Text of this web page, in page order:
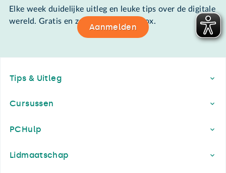
Elke week duidelijke uitleg en leuke tips over de digitale
wereld. Gratis en zomaar in de mailbox.
Aanmelden
Tips & Uitleg
Cursussen
PCHulp
Lidmaatschap